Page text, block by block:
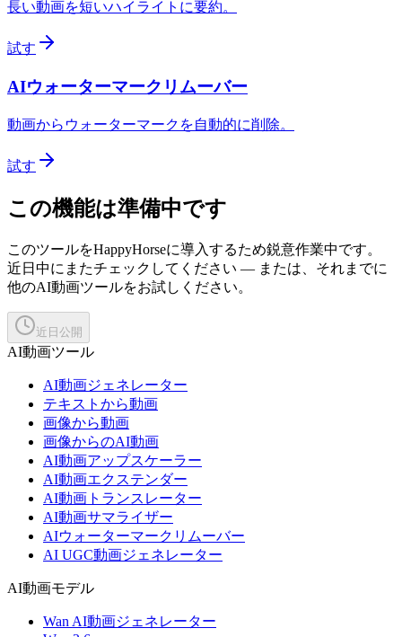
長い動画を短いハイライトに要約。
試す
AIウォーターマークリムーバー
動画からウォーターマークを自動的に削除。
試す
この機能は準備中です
このツールをHappyHorseに導入するため鋭意作業中です。
近日中にまたチェックしてください — または、それまでに
他のAI動画ツールをお試しください。
近日公開
AI動画ツール
AI動画ジェネレーター
テキストから動画
画像から動画
画像からのAI動画
AI動画アップスケーラー
AI動画エクステンダー
AI動画トランスレーター
AI動画サマライザー
AIウォーターマークリムーバー
AI UGC動画ジェネレーター
AI動画モデル
Wan AI動画ジェネレーター